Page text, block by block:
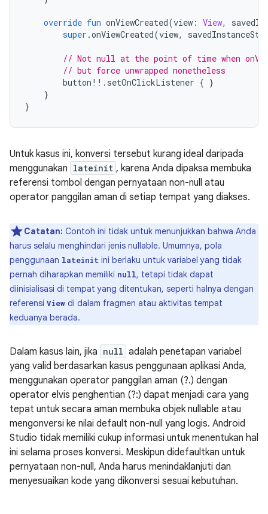
override fun onViewCreated(view : View,
super .onViewCreated(view,
// Not null at the point of time when
// but force unwrapped nonetheless
button !!. setOnClickListener { }
}
}
Untuk kasus ini, konversi tersebut kurang ideal daripada
menggunakan lateinit , karena Anda dipaksa membuka
referensi tombol dengan pernyataan non-null atau
operator panggilan aman di setiap tempat yang diakses.
Catatan: Contoh ini tidak untuk menunjukkan bahwa Anda
harus selalu menghindari jenis nullable. Umumnya, pola
penggunaan lateinit ini berlaku untuk variabel yang tidak
pernah diharapkan memiliki null, tetapi tidak dapat
diinisialisasi di tempat yang ditentukan, seperti halnya dengan
referensi View di dalam fragmen atau aktivitas tempat
keduanya berada.
Dalam kasus lain, jika null adalah penetapan variabel
yang valid berdasarkan kasus penggunaan aplikasi Anda,
menggunakan operator panggilan aman (?.) dengan
operator elvis penghentian (?:) dapat menjadi cara yang
tepat untuk secara aman membuka objek nullable atau
mengonversi ke nilai default non-null yang logis. Android
Studio tidak memiliki cukup informasi untuk menentukan hal
ini selama proses konversi. Meskipun didefaultkan untuk
pernyataan non-null, Anda harus menindaklanjuti dan
menyesuaikan kode yang dikonversi sesuai kebutuhan.